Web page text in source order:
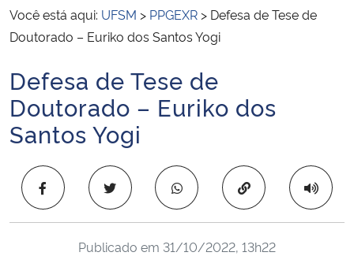
Ministério das Relações Exteriores
Ministério da Infraestrutura
Ministério da Agricultura, Pecuária e Abastecimento
Ministério da Educação
Você está aqui: UFSM > PPGEXR > Defesa de Tese de
Doutorado – Euriko dos Santos Yogi
Início do conteúdo
Defesa de Tese de
Doutorado – Euriko dos
Santos Yogi
Copiar para área
Publicado em 31/10/2022, 13h22